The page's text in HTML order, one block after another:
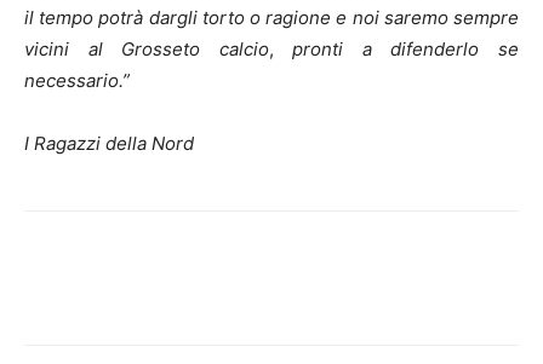
il tempo potrà dargli torto o ragione e noi saremo sempre
vicini al Grosseto calcio,pronti a difenderlo se
necessario.”
I Ragazzi della Nord